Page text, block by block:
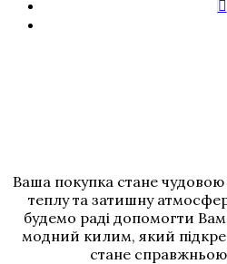
Ваша покупка стане
теплу та затишну
будемо раді допомогти Вам
модний килим, який
стане